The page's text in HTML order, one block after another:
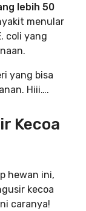
lebih 50
menular
coli yang
yang bisa
Hiii….
Kecoa
hewan ini,
kecoa
caranya!